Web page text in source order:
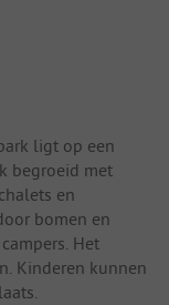
ligt op een
begroeid met
en
bomen en
Het
Kinderen kunnen